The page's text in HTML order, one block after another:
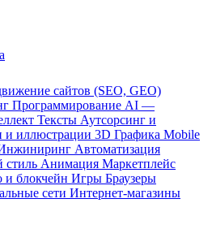
сайтов (SEO, GEO)
Программирование AI —
Тексты Аутсорсинг и
и иллюстрации 3D Графика Mobile
Автоматизация
Анимация Маркетплейс
и блокчейн Игры Браузеры
сети Интернет-магазины